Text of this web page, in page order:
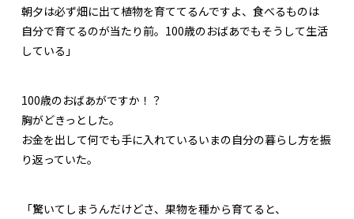
朝夕は必ず畑に出て植物を育ててるんですよ、食べるものは
自分で育てるのが当たり前。100歳のおばあでもそうして生活
している」
100歳のおばあがですか！？
胸がどきっとした。
お金を出して何でも手に入れているいまの自分の暮らし方を振
り返っていた。
「驚いてしまうんだけどさ、果物を種から育てると、